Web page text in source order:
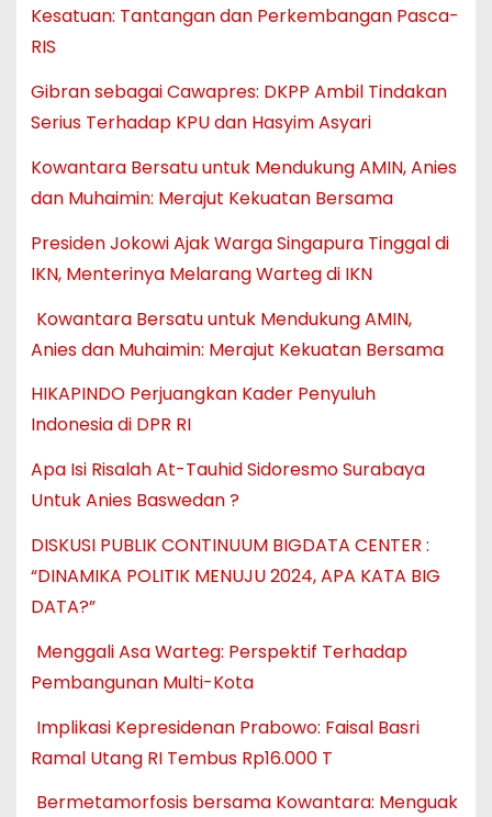
Kesatuan: Tantangan dan Perkembangan Pasca-
RIS
Gibran sebagai Cawapres: DKPP Ambil Tindakan
Serius Terhadap KPU dan Hasyim Asyari
Kowantara Bersatu untuk Mendukung AMIN, Anies
dan Muhaimin: Merajut Kekuatan Bersama
Presiden Jokowi Ajak Warga Singapura Tinggal di
IKN, Menterinya Melarang Warteg di IKN
Kowantara Bersatu untuk Mendukung AMIN,
Anies dan Muhaimin: Merajut Kekuatan Bersama
HIKAPINDO Perjuangkan Kader Penyuluh
Indonesia di DPR RI
Apa Isi Risalah At-Tauhid Sidoresmo Surabaya
Untuk Anies Baswedan ?
DISKUSI PUBLIK CONTINUUM BIGDATA CENTER :
“DINAMIKA POLITIK MENUJU 2024, APA KATA BIG
DATA?”
Menggali Asa Warteg: Perspektif Terhadap
Pembangunan Multi-Kota
Implikasi Kepresidenan Prabowo: Faisal Basri
Ramal Utang RI Tembus Rp16.000 T
Bermetamorfosis bersama Kowantara: Menguak